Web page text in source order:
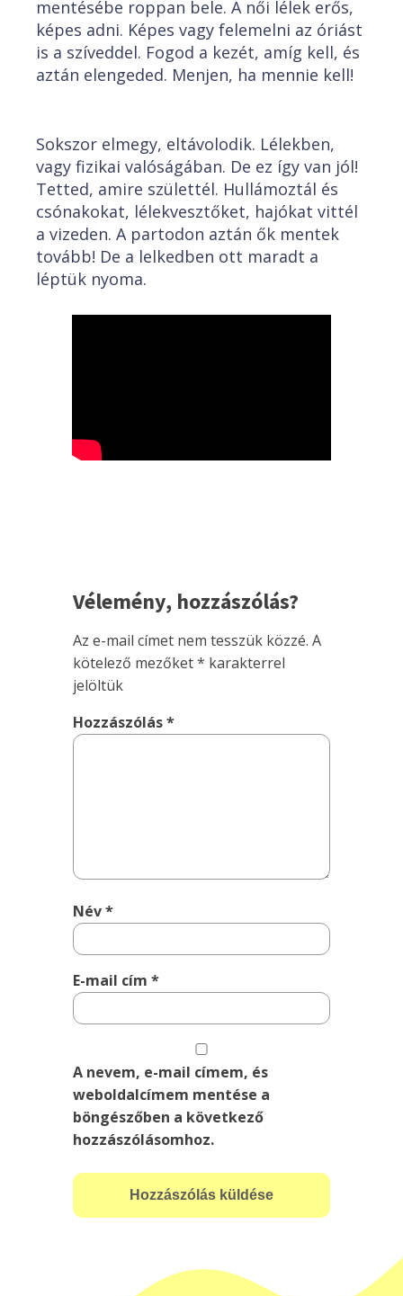
mentésébe roppan bele. A női lélek erős,
képes adni. Képes vagy felemelni az óriást
is a szíveddel. Fogod a kezét, amíg kell, és
aztán elengeded. Menjen, ha mennie kell!
Sokszor elmegy, eltávolodik. Lélekben,
vagy fizikai valóságában. De ez így van jól!
Tetted, amire születtél. Hullámoztál és
csónakokat, lélekvesztőket, hajókat vittél
a vizeden. A partodon aztán ők mentek
tovább! De a lelkedben ott maradt a
léptük nyoma.
Vélemény, hozzászólás?
Az e-mail címet nem tesszük közzé. A
kötelező mezőket* karakterrel
jelöltük
Hozzászólás*
Név*
E-mail cím*
A nevem, e-mail címem, és
weboldalcímem mentése a
böngészőben a következő
hozzászólásomhoz.